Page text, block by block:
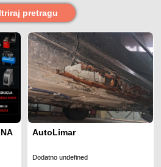
pretragu
AutoLimar
Dodatno undefined